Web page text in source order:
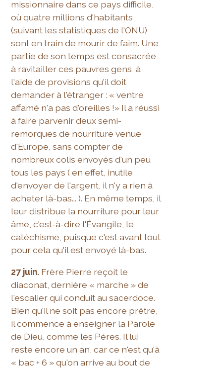
missionnaire dans ce pays difficile,
où quatre millions d'habitants
(suivant les statistiques de l'ONU)
sont en train de mourir de faim. Une
partie de son temps est consacrée
à ravitailler ces pauvres gens, à
l'aide de provisions qu'il doit
demander à l'étranger : « ventre
affamé n'a pas d'oreilles !» Il a réussi
à faire parvenir deux semi-
remorques de nourriture venue
d'Europe, sans compter de
nombreux colis envoyés d'un peu
tous les pays ( en effet, inutile
d'envoyer de l'argent, il n'y a rien à
acheter là-bas... ). En même temps, il
leur distribue la nourriture pour leur
âme, c'est-à-dire l'Évangile, le
catéchisme, puisque c'est avant tout
pour cela qu'il est envoyé là-bas.
27 juin. Frère Pierre reçoit le
diaconat, dernière « marche » de
l'escalier qui conduit au sacerdoce.
Bien qu'il ne soit pas encore prêtre,
il commence à enseigner la Parole
de Dieu, comme les Pères. Il lui
reste encore un an, car ce n'est qu'à
« bac + 6 » qu'on arrive au bout de